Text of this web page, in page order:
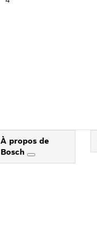
À propos de
Bosch